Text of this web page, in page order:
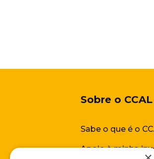
Sobre o CCAL
Sabe o que é o
Apoio à minha